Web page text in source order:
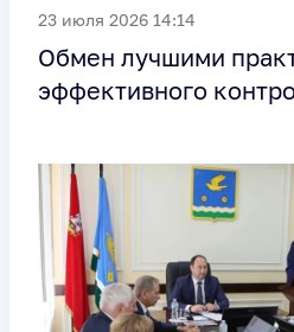
23 июля 2026 14:14
Обмен лучшими
эффективного